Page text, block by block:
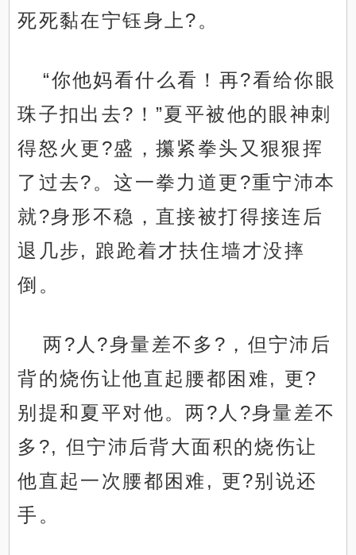
死死黏在宁钰身上?。
“你他妈看什么看！再?看给你眼
珠子扣出去?！”夏平被他的眼神刺
得怒火更?盛，攥紧拳头又狠狠挥
了过去?。这一拳力道更?重宁沛本
就?身形不稳，直接被打得接连后
退几步, 踉跄着才扶住墙才没摔
倒。
两?人?身量差不多?，但宁沛后
背的烧伤让他直起腰都困难, 更?
别提和夏平对他。两?人?身量差不
多?, 但宁沛后背大面积的烧伤让
他直起一次腰都困难, 更?别说还
手。